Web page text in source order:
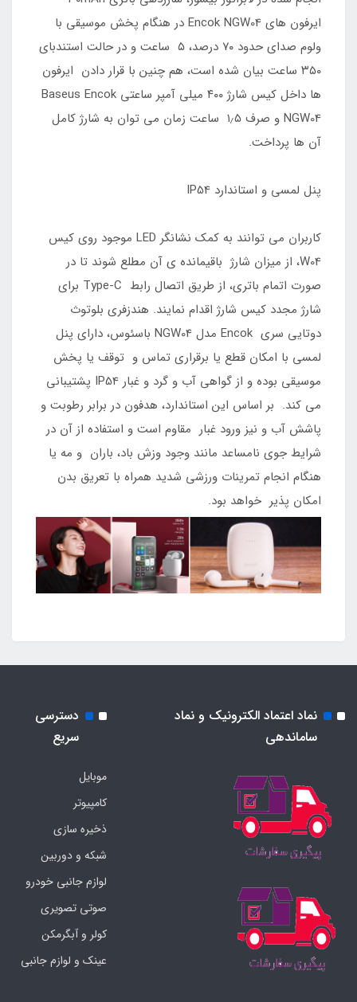
ایرفون های Encok NGW04 در هنگام پخش موسیقی با
ولوم صدای حدود ۷۰ درصد، ۵ ساعت و در حالت استندبای
۳۵۰ ساعت بیان شده است، هم چنین با قرار دادن ایرفون
ها داخل کیس شارژ ۴۰۰ میلی آمپر ساعتی Baseus Encok
NGW04 و صرف ۱٫۵ ساعت زمان می توان به شارژ کامل
آن ها پرداخت.
پنل لمسی و استاندارد IP54
کاربران می توانند به کمک نشانگر LED موجود روی کیس
W04، از میزان شارژ باقیمانده ی آن مطلع شوند تا در
صورت اتمام باتری، از طریق اتصال رابط Type-C برای
شارژ مجدد کیس شارژ اقدام نمایند. هندزفری بلوتوث
دوتایی سری Encok مدل NGW04 باسئوس، دارای پنل
لمسی با امکان قطع یا برقراری تماس و توقف یا پخش
موسیقی بوده و از گواهی آب و گرد و غبار IP54 پشتیبانی
می کند. بر اساس این استاندارد، هدفون در برابر رطوبت و
پاشش آب و نیز ورود غبار مقاوم است و استفاده از آن در
شرایط جوی نامساعد مانند وجود وزش باد، باران و مه یا
هنگام انجام تمرینات ورزشی شدید همراه با تعریق بدن
امکان پذیر خواهد بود.
نماد اعتماد الکترونیک و نماد
ساماندهی
دسترسی
سریع
موبایل
کامپیوتر
ذخیره سازی
شبکه و دوربین
لوازم جانبی خودرو
صوتی تصویری
کولر و آبگرمکن
عینک و لوازم جانبی